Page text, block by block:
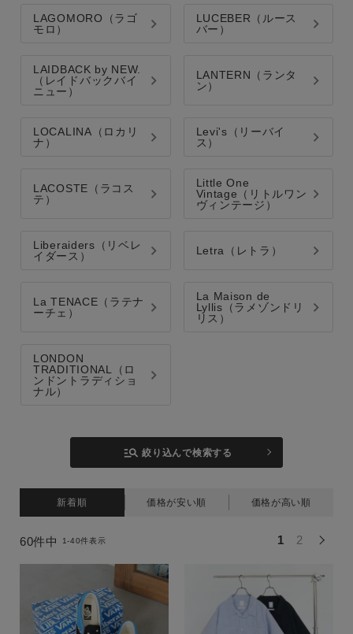
価格
商品タイプ
セール
WEB限定
在庫
在庫なし含む
指定した条件をクリア
この条件で絞り込む
LAGOMORO（ラゴ
モロ）
LUCEBER（ルース
バー）
LAIDBACK by NEW.
（レイドバックバイ
ニュー）
LANTERN（ランタ
ン）
LOCALINA（ロカリ
ナ）
Levi's（リーバイ
ス）
LACOSTE（ラコス
テ）
Little One
Vintage（リトルワン
ヴィンテージ）
Liberaiders（リベレ
イダース）
Letra（レトラ）
La TENACE（ラテナ
ーチェ）
La Maison de
Lyllis（ラメゾンドリ
リス）
LONDON
TRADITIONAL（ロ
ンドントラディショ
ナル）
manage_search 絞り込んで検索する
新着順 価格が安い順 価格が高い順
60件中 1-40件表示 1 2